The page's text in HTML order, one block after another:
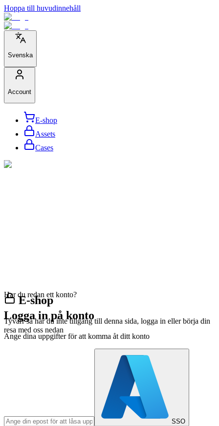
Hoppa till huvudinnehåll
Svenska
Account
E-shop
Assets
Cases
E-shop
Tyvärr så har du inte tillgång till denna sida, logga in eller börja din
resa med oss nedan
Har du redan ett konto?
Logga in på konto
Ange dina uppgifter för att komma åt ditt konto
SSO